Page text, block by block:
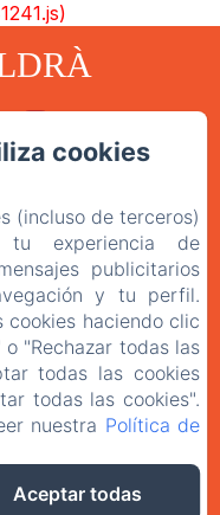
CA
cookies
(incluso de terceros)
experiencia de
publicitarios
y tu perfil.
cookies haciendo clic
"Rechazar todas las
todas las cookies
todas las cookies".
nuestra Política de
Aceptar todas